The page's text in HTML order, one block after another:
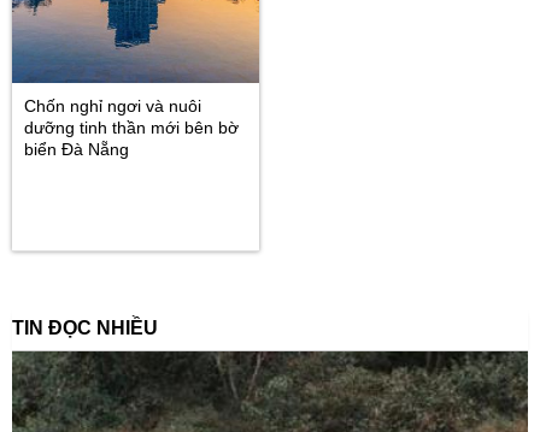
Chốn nghỉ ngơi và nuôi
dưỡng tinh thần mới bên bờ
biển Đà Nẵng
TIN ĐỌC NHIỀU